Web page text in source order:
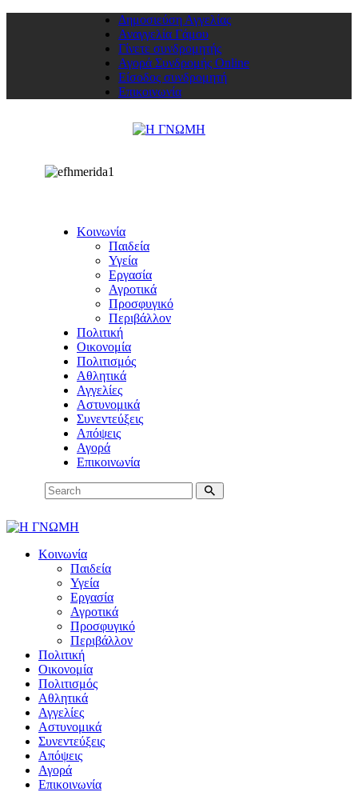
Δημοσιεύση Αγγελίας
Αναγγελία Γάμου
Γίνετε συνδρομητής
Αγορά Συνδρομής Online
Είσοδος συνδρομητή
Επικοινωνία
Κοινωνία
Παιδεία
Υγεία
Εργασία
Αγροτικά
Προσφυγικό
Περιβάλλον
Πολιτική
Οικονομία
Πολιτισμός
Αθλητικά
Αγγελίες
Αστυνομικά
Συνεντεύξεις
Απόψεις
Αγορά
Επικοινωνία
Κοινωνία
Παιδεία
Υγεία
Εργασία
Αγροτικά
Προσφυγικό
Περιβάλλον
Πολιτική
Οικονομία
Πολιτισμός
Αθλητικά
Αγγελίες
Αστυνομικά
Συνεντεύξεις
Απόψεις
Αγορά
Επικοινωνία